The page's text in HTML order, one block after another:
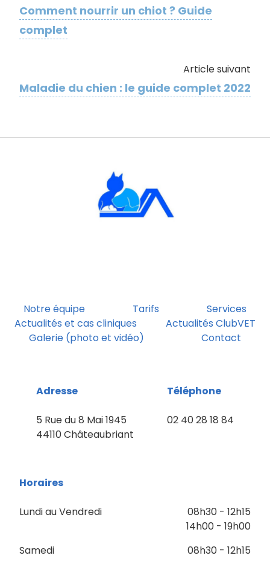
Comment nourrir un chiot ? Guide
complet
Article suivant
Maladie du chien : le guide complet 2022
Notre équipe Tarifs
Services
Actualités et cas cliniques
Actualités ClubVET
Galerie (photo et vidéo)
Contact
Adresse
5 Rue du 8 Mai 1945
44110 Châteaubriant
Téléphone
02 40 28 18 84
Horaires
Lundi au Vendredi
08h30 - 12h15
14h00 - 19h00
Samedi
08h30 - 12h15